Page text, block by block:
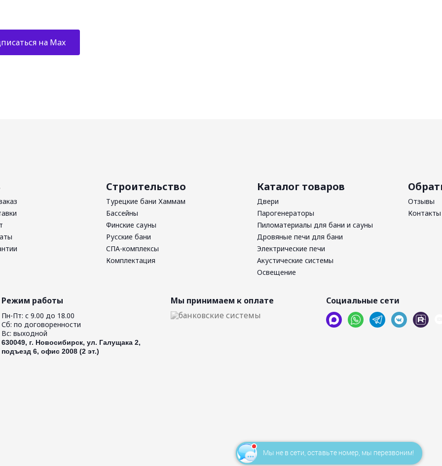
на Max
Строительство
Турецкие бани Хаммам
Бассейны
Финские сауны
Русские бани
СПА-комплексы
Комплектация
Каталог товаров
Двери
Парогенераторы
Пиломатериалы для бани и сауны
Дровяные печи для бани
Электрические печи
Акустические системы
Освещение
Отзывы
Контакты
Режим работы
Пн-Пт: с 9.00 до 18.00
Сб: по договоренности
Вс: выходной
630049, г. Новосибирск, ул. Галущака 2,
подъезд 6, офис 2008 (2 эт.)
Мы принимаем к оплате Социальные сети
Мы не в сети, оставьте номер, мы перезвоним!